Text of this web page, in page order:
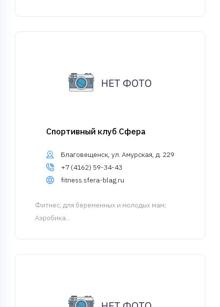
Спортивный клуб Сфера
Благовещенск, ул. Амурская, д. 229
+7 (4162) 59-34-43
fitness.sfera-blag.ru
Фитнес; для беременных и молодых мам;
Аэробика...